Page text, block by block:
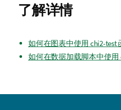
了解详情
如何在图表中使用 chi2-test
如何在数据加载脚本中使用